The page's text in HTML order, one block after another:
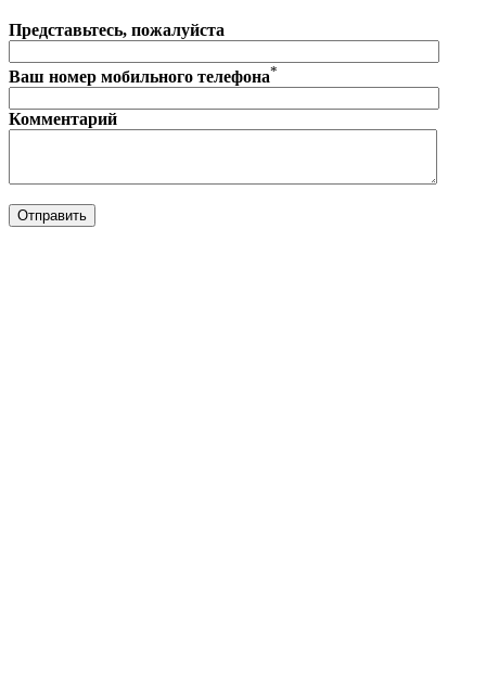
Представьтесь, пожалуйста
Ваш номер мобильного телефона*
Комментарий